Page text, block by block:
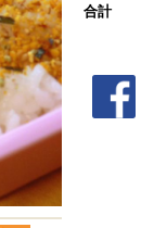
合計